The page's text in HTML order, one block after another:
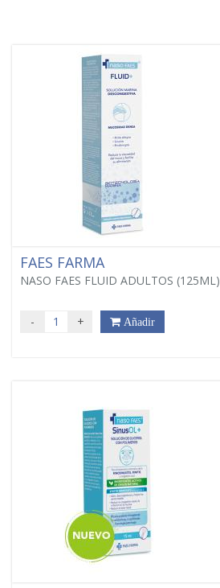
FAES FARMA
NASO FAES FLUID ADULTOS (125ML)
- + Añadir